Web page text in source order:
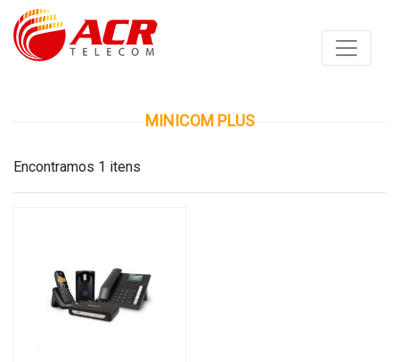
MINICOM PLUS
Encontramos 1 itens